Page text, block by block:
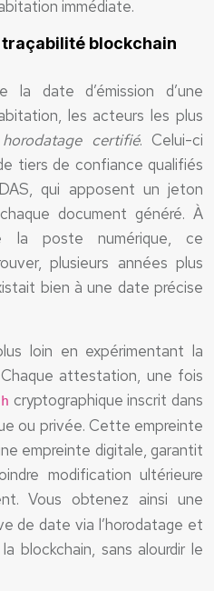
immédiate.
blockchain
la date d’émission d’une
les acteurs les plus
horodatage certifié. Celui-ci
tiers de confiance qualifiés
qui apposent un jeton
document généré. À
la poste numérique, ce
plusieurs années plus
bien à une date précise
loin en expérimentant la
attestation, une fois
cryptographique inscrit dans
ou privée. Cette empreinte
empreinte digitale, garantit
modification ultérieure
Vous obtenez ainsi une
de date via l’horodatage et
blockchain, sans alourdir le